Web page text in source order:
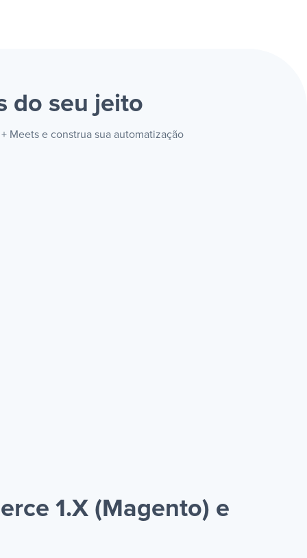
do seu jeito
Meets e construa sua automatização
1.X (Magento) e